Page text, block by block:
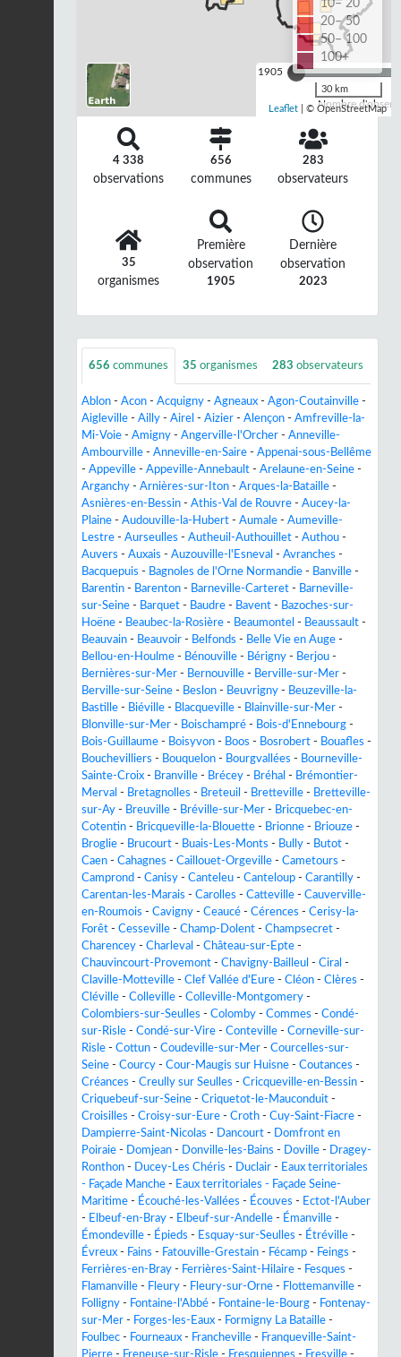
1905
Nombre
10– 20
20– 50
50– 100
100+
30 km
Leaflet | © OpenStreetMap
4 338
observations
656
communes
283
observateurs
35
organismes
Première
observation
1905
Dernière
observation
2023
656 communes 35 organismes 283 observateurs
Ablon - Acon - Acquigny - Agneaux - Agon-Coutainville -
Aigleville - Ailly - Airel - Aizier - Alençon - Amfreville-la-
Mi-Voie - Amigny - Angerville-l'Orcher - Anneville-
Ambourville - Anneville-en-Saire - Appenai-sous-Bellême
- Appeville - Appeville-Annebault - Arelaune-en-Seine -
Arganchy - Arnières-sur-Iton - Arques-la-Bataille -
Asnières-en-Bessin - Athis-Val de Rouvre - Aucey-la-
Plaine - Audouville-la-Hubert - Aumale - Aumeville-
Lestre - Aurseulles - Autheuil-Authouillet - Authou -
Auvers - Auxais - Auzouville-l'Esneval - Avranches -
Bacquepuis - Bagnoles de l'Orne Normandie - Banville -
Barentin - Barenton - Barneville-Carteret - Barneville-
sur-Seine - Barquet - Baudre - Bavent - Bazoches-sur-
Hoëne - Beaubec-la-Rosière - Beaumontel - Beaussault -
Beauvain - Beauvoir - Belfonds - Belle Vie en Auge -
Bellou-en-Houlme - Bénouville - Bérigny - Berjou -
Bernières-sur-Mer - Bernouville - Berville-sur-Mer -
Berville-sur-Seine - Beslon - Beuvrigny - Beuzeville-la-
Bastille - Biéville - Blacqueville - Blainville-sur-Mer -
Blonville-sur-Mer - Boischampré - Bois-d'Ennebourg -
Bois-Guillaume - Boisyvon - Boos - Bosrobert - Bouafles -
Bouchevilliers - Bouquelon - Bourgvallées - Bourneville-
Sainte-Croix - Branville - Brécey - Bréhal - Brémontier-
Merval - Bretagnolles - Breteuil - Bretteville - Bretteville-
sur-Ay - Breuville - Bréville-sur-Mer - Bricquebec-en-
Cotentin - Bricqueville-la-Blouette - Brionne - Briouze -
Broglie - Brucourt - Buais-Les-Monts - Bully - Butot -
Caen - Cahagnes - Caillouet-Orgeville - Cametours -
Camprond - Canisy - Canteleu - Canteloup - Carantilly -
Carentan-les-Marais - Carolles - Catteville - Cauverville-
en-Roumois - Cavigny - Ceaucé - Cérences - Cerisy-la-
Forêt - Cesseville - Champ-Dolent - Champsecret -
Charencey - Charleval - Château-sur-Epte -
Chauvincourt-Provemont - Chavigny-Bailleul - Ciral -
Claville-Motteville - Clef Vallée d'Eure - Cléon - Clères -
Cléville - Colleville - Colleville-Montgomery -
Colombiers-sur-Seulles - Colomby - Commes - Condé-
sur-Risle - Condé-sur-Vire - Conteville - Corneville-sur-
Risle - Cottun - Coudeville-sur-Mer - Courcelles-sur-
Seine - Courcy - Cour-Maugis sur Huisne - Coutances -
Créances - Creully sur Seulles - Cricqueville-en-Bessin -
Criquebeuf-sur-Seine - Criquetot-le-Mauconduit -
Croisilles - Croisy-sur-Eure - Croth - Cuy-Saint-Fiacre -
Dampierre-Saint-Nicolas - Dancourt -
Domfront en
Poiraie - Domjean - Donville-les-Bains - Doville -
Dragey-
Ronthon - Ducey-Les Chéris - Duclair - Eaux territoriales
- Façade Manche - Eaux territoriales - Façade Seine-
Maritime - Écouché-les-Vallées - Écouves - Ectot-l'Auber
- Elbeuf-en-Bray - Elbeuf-sur-Andelle - Émanville -
Émondeville - Épieds - Esquay-sur-Seulles - Étréville -
Évreux - Fains - Fatouville-Grestain - Fécamp - Feings -
Ferrières-en-Bray - Ferrières-Saint-Hilaire - Fesques -
Flamanville - Fleury - Fleury-sur-Orne - Flottemanville -
Folligny - Fontaine-l'Abbé - Fontaine-le-Bourg - Fontenay-
sur-Mer - Forges-les-Eaux - Formigny La Bataille -
Foulbec - Fourneaux - Francheville - Franqueville-Saint-
Pierre - Freneuse-sur-Risle - Fresquiennes - Fresville -